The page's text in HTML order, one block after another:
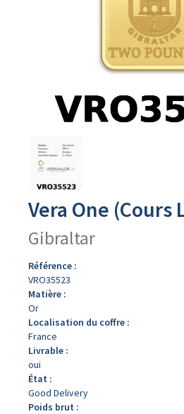
produit
Vera One (Cours
Gibraltar
Référence :
VRO35523
Matière :
Or
Localisation du coffre :
France
Livrable :
oui
État :
Good Delivery
Poids brut :